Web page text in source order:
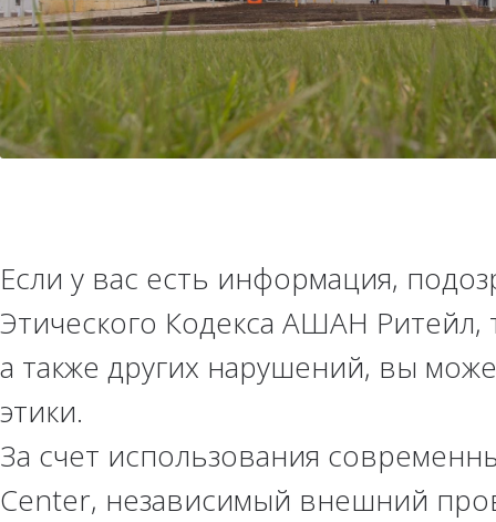
Если у вас есть информация,
Этического Кодекса АШАН Ритейл,
а также других нарушений, вы
этики.
За счет использования
Center, независимый внешний